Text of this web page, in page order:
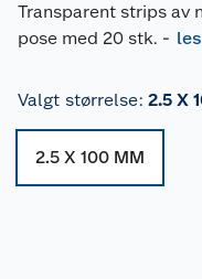
Transparent strips av
pose med 20 stk. -
Valgt størrelse: 2.5 X
2.5 X 100 MM